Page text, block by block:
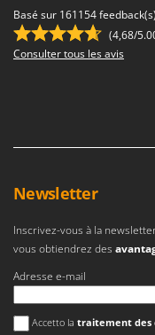
MTD
N
Novatec
NuAir
NuovaFac
O
Officine Savioli
Oliviero
Basé sur 161154 feedback(s)
(4,68/
Consulter tous les avis
Newsletter
Inscrivez-vous à la
vous obtiendrez des
Adresse e-mail
Une erreur est survenue
Accetto la traitement des